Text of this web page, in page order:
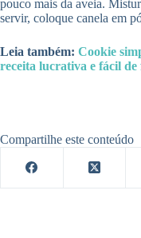
pouco mais da aveia.
servir, coloque canela em
Leia também: Cookie
receita lucrativa e fácil de
Compartilhe este conteúdo